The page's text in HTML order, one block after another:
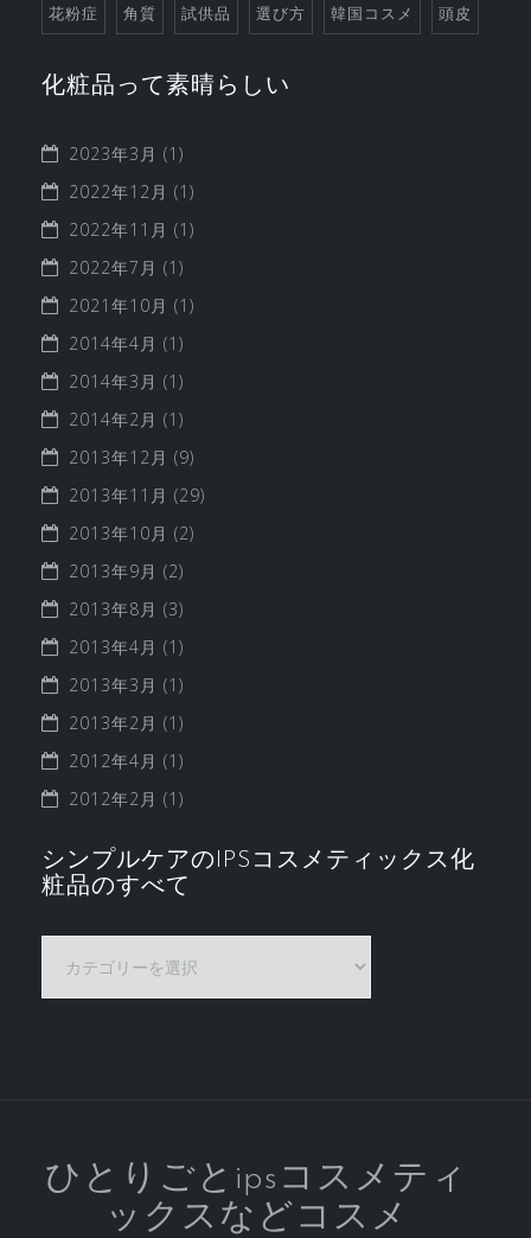
花粉症 角質 試供品 選び方 韓国コスメ 頭皮
化粧品って素晴らしい
2023年3月 (1)
2022年12月 (1)
2022年11月 (1)
2022年7月 (1)
2021年10月 (1)
2014年4月 (1)
2014年3月 (1)
2014年2月 (1)
2013年12月 (9)
2013年11月 (29)
2013年10月 (2)
2013年9月 (2)
2013年8月 (3)
2013年4月 (1)
2013年3月 (1)
2013年2月 (1)
2012年4月 (1)
2012年2月 (1)
シンプルケアのIPSコスメティックス化
粧品のすべて
IPS
コ
ひとりごとipsコスメティ
ックスなどコスメ